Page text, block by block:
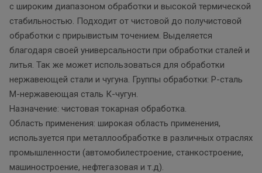
с широким диапазоном обработки и высокой термической
стабильностью. Подходит от чистовой до получистовой
обработки с прирывистым точением. Выделяется
благодаря своей универсальности при обработки сталей и
литья. Так же может использоваться для обработки
нержавеющей стали и чугуна. Группы обработки: P-сталь
М-нержавеющая сталь К-чугун.
Назначение: чистовая токарная обработка.
Область применения: широкая область применения,
используется при металлообработке в различных отраслях
промышленности (автомобилестроение, станкостроение,
машиностроение, нефтегазовая и т.д).